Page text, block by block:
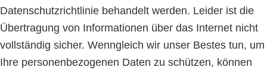
Datenschutzrichtlinie behandelt werden. Leider ist die
Übertragung von Informationen über das Internet nicht
vollständig sicher. Wenngleich wir unser Bestes tun, um
Ihre personenbezogenen Daten zu schützen, können